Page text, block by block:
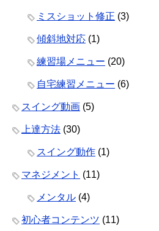
ミスショット修正 (3)
傾斜地対応 (1)
練習場メニュー (20)
自宅練習メニュー (6)
スイング動画 (5)
上達方法 (30)
スイング動作 (1)
マネジメント (11)
メンタル (4)
初心者コンテンツ (11)